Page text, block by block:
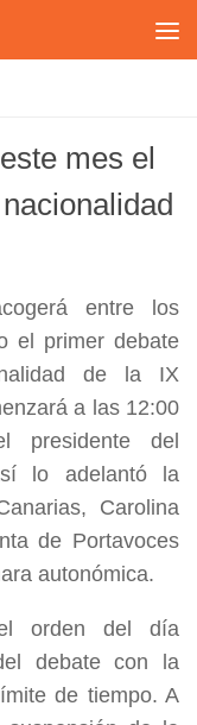
mes el
entre los
el primer debate
de la IX
a las 12:00
presidente del
lo adelantó la
Carolina
de Portavoces
autonómica.
orden del día
debate con la
de tiempo. A